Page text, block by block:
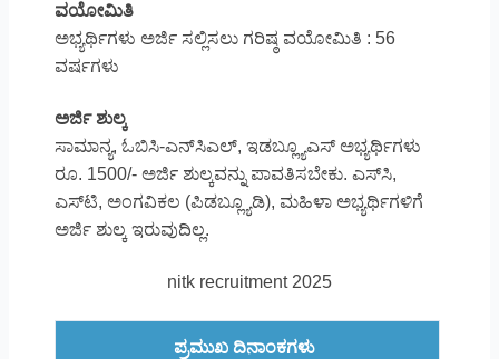
ವಯೋಮಿತಿ
ಅಭ್ಯರ್ಥಿಗಳು ಅರ್ಜಿ ಸಲ್ಲಿಸಲು ಗರಿಷ್ಠ ವಯೋಮಿತಿ : 56
ವರ್ಷಗಳು
ಅರ್ಜಿ ಶುಲ್ಕ
ಸಾಮಾನ್ಯ, ಓಬಿಸಿ-ಎನ್‌ಸಿಎಲ್, ಇಡಬ್ಲ್ಯೂಎಸ್ ಅಭ್ಯರ್ಥಿಗಳು
ರೂ. 1500/- ಅರ್ಜಿ ಶುಲ್ಕವನ್ನು ಪಾವತಿಸಬೇಕು. ಎಸ್‌ಸಿ,
ಎಸ್‌ಟಿ, ಅಂಗವಿಕಲ (ಪಿಡಬ್ಲ್ಯೂಡಿ), ಮಹಿಳಾ ಅಭ್ಯರ್ಥಿಗಳಿಗೆ
ಅರ್ಜಿ ಶುಲ್ಕ ಇರುವುದಿಲ್ಲ.
nitk recruitment 2025
ಪ್ರಮುಖ ದಿನಾಂಕಗಳು